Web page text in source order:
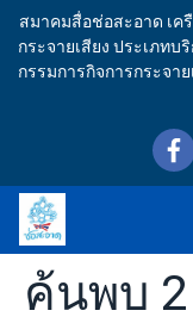
สมาคมสื่อช่อสะอาด เค
กระจายเสียง ประเภท
กรรมการกิจการกระจา
ค้นพบ 2